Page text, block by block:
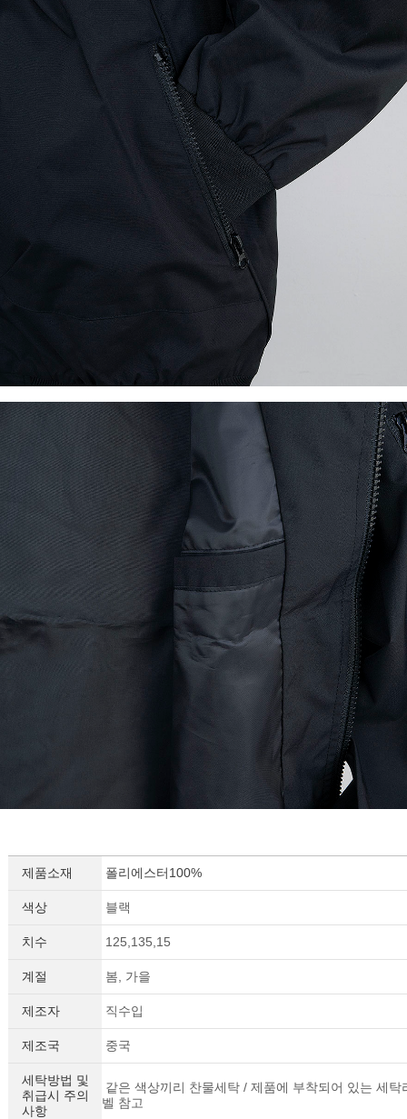
제품소재 폴리에스터100%
색상 블랙
치수 125,135,15
계절 봄, 가을
제조자 직수입
제조국 중국
세탁방법 및
취급시 주의
사항
같은 색상끼리 찬물세탁 / 제품에 부착되어 있는 세탁
벨 참고